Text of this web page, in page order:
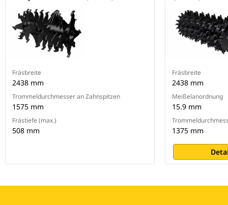
Fräsbreite
2438 mm
Trommeldurchmesser an Zahnspitzen
1575 mm
Frästiefe (max.)
508 mm
Fräsbreite
2438 mm
Meißelanordnung
15.9 mm
1375 mm